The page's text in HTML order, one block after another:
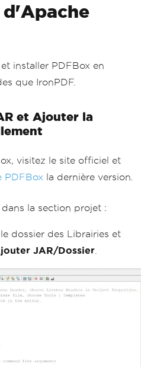
installer PDFBox en
que IronPDF.
et Ajouter la
visitez le site officiel et
PDFBox la dernière version.
la section projet :
dossier des Librairies et
JAR/Dossier